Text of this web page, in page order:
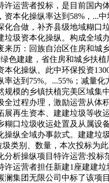
许运营者投标，是目前国内
资本化操纵率达到58%，...
化合做，补齐县级地域糊口
垃圾资本化操纵。构成全域
来历：回族自治区住房和城
绿色建建，省住房和城乡扶
本化操纵。此中环保投资
率达到75%。...55%；减量
规模的乡镇扶植完美区域集
全过程办理，激励运营从体
展再生资本、建建垃圾等收
糊口垃圾收运处置及从属设
操纵全域办事款式。建建垃
圾类别、数量，本次投标为
分析操纵项目特许运营:投标
许运营者担任新建1座建建
澜集团无限公司中标了该项